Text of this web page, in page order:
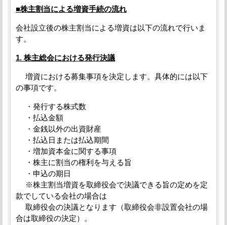
■株主割当による増資手続の流れ
会社設立後の株主割当による増資は以下の流れで行いま
す。
1. 株主総会における発行決議
増資における募集事項を決定します。具体的には以下
の事項です。
・発行する株式数
・払込金額
・金銭以外の出資財産
・払込日または払込期間
・増加資本金に関する事項
・株主に割当の権利を与える旨
・申込の期日
※株主割当増資を取締役会で決議できる旨の定めを定
款でしている会社の場合は
取締役会の決議となります（取締役会非設置会社の場
合は取締役の決定）。